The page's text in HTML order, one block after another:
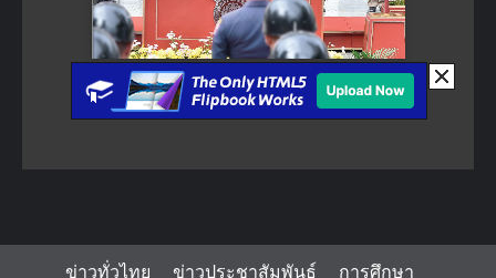
ข่าวทั่วไทย ข่าวประชาสัมพันธ์ การศึกษา